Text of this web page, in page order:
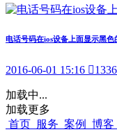
电话号码在ios设备上面显示黑色
2016-06-01 15:16 
加载中...
加载更多
首页 服务 案例 博客